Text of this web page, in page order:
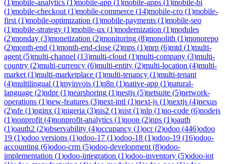
(1)mobile-analytics (1)mobile-app (1)mobile-apps (1)mobile-bi
(1)mobile-checkout (1)mobile-commerce (14)mobile-cro (1)mobile-
first (1)mobile-optimization (1)mobile-payments (1)mobile-seo
(1)mobile-strategy (1)mobile-ux (1)modernization (1)modules
(2)monday (3)monetization (2)monitoring (8)monolith (1)monorepo
(2)month-end (1)month-end-close (2)mps (1)mrp (6)mtd (1)multi-
agent (5)multi-channel (13)multi-cloud (1)multi-company (3)multi-
country (2)multi-currency (6)multi-entity (2)multi-location (4)multi-
market (1)multi-marketplace (1)multi-tenancy (1)multi-tenant
(4)multilingual (1)myinvois (1)n8n (1)native-app (1)natural-
language (2)ndpr(1)nearshoring (1)nestjs (5)netsuite (5)network-
operations (1)new-features (3)next-intl (1)next-js (1)nextjs (4)nexus
(2)nfe (1)nginx (1)nigeria (3)nis2 (1)nist (1)nlp (1)no-code (6)nodejs
(1)nonprofit (4)nonprofit-analytics (1)noon (2)nps (1)oauth
(1)oauth2 (2)observability (4)occupancy (1)ocr(2)odoo (446)odoo
19 (1)odoo versions (1)odoo-17 (1)odoo-18 (1)odoo-19 (16)odoo-
accounting (6)odoo-crm (5)odoo-development (8)odoo-
implementation (1)odoo-integration (1)odoo-inventory (5)odoo-iot